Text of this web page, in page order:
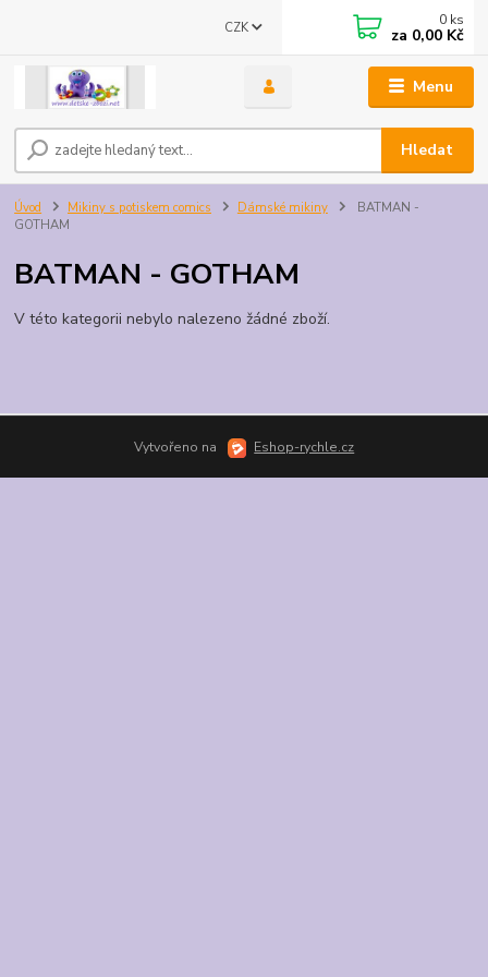
Menu
CZK
Hledat
0 ks
za 0,00 Kč
Úvod Mikiny s potiskem comics Dámské mikiny
BATMAN -
GOTHAM
BATMAN - GOTHAM
V této kategorii nebylo nalezeno žádné zboží.
Vytvořeno na Eshop-rychle.cz